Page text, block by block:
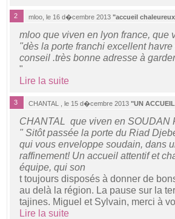
2 mloo, le 16 d�cembre 2013 "accueil
mloo que viven en lyon france, que
"dès la porte franchi excellent
conseil .très bonne adresse à
"
Lire la suite
3 CHANTAL , le 15 d�cembre 2013 "UN
CHANTAL que viven en SOUDAN
" Sitôt passée la porte du Riad
qui vous enveloppe soudain, dans
raffinement! Un accueil attentif et
équipe, qui son
t toujours disposés à donner de
au delà la région. La pause sur la
tajines. Miguel et Sylvain, merci à
Lire la suite